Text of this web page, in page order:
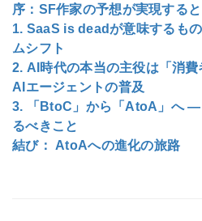
資料ダウン
お問い合
序：SF作家の予想が実現すると
1. SaaS is deadが意味するも
ムシフト
2. AI時代の本当の主役は「消
AIエージェントの普及
3. 「BtoC」から「AtoA」へ ―
るべきこと
結び： AtoAへの進化の旅路